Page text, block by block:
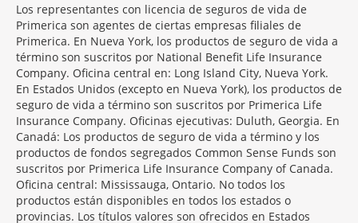
Morgage
Disclosures
Section
Los representantes con licencia de seguros de vida de
Primerica son agentes de ciertas empresas filiales de
Primerica. En Nueva York, los productos de seguro de vida a
término son suscritos por National Benefit Life Insurance
Company. Oficina central en: Long Island City, Nueva York.
En Estados Unidos (excepto en Nueva York), los productos de
seguro de vida a término son suscritos por Primerica Life
Insurance Company. Oficinas ejecutivas: Duluth, Georgia. En
Canadá: Los productos de seguro de vida a término y los
productos de fondos segregados Common Sense Funds son
suscritos por Primerica Life Insurance Company of Canada.
Oficina central: Mississauga, Ontario. No todos los
productos están disponibles en todos los estados o
provincias. Los títulos valores son ofrecidos en Estados